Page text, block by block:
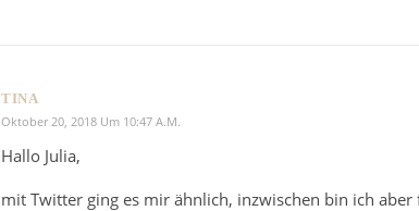
TINA
Oktober 20, 2018 Um 10:47 A.m.
Hallo Julia,
mit Twitter ging es mir ähnlich, inzwischen bin ich